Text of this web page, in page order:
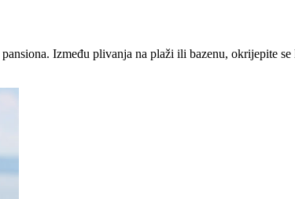
Između plivanja na plaži ili bazenu, okrijepite